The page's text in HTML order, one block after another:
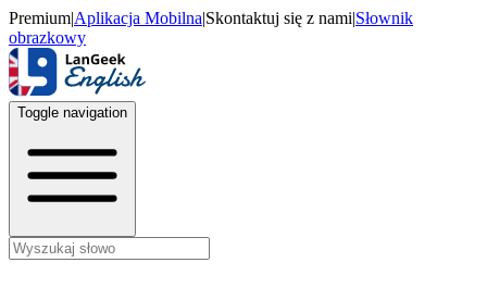
Premium|Aplikacja Mobilna|Skontaktuj się z nami|Słownik
obrazkowy
Toggle navigation